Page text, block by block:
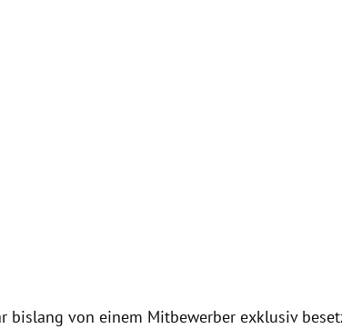
bislang von einem Mitbewerber exklusiv